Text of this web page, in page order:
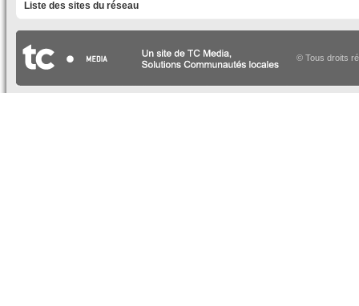
Liste des sites du réseau
© Tous droits